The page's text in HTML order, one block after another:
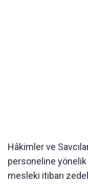
Hâkimler ve
personeline yönelik
mesleki itibarı